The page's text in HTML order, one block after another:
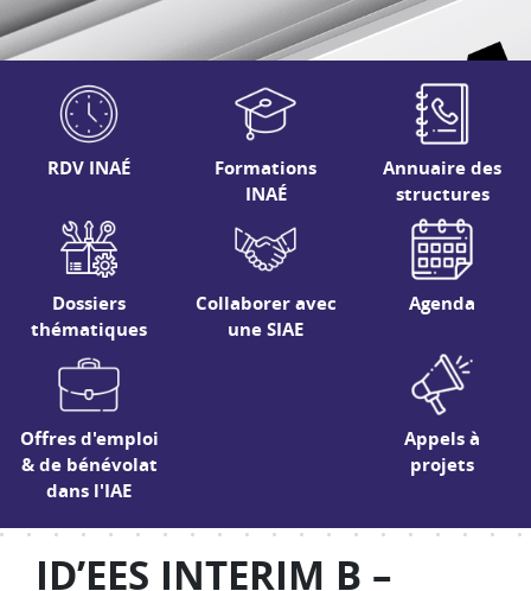
RDV INAÉ
Formations
INAÉ
Annuaire des
structures
Dossiers
thématiques
Collaborer avec
une SIAE
Agenda
Offres d'emploi
& de bénévolat
dans l'IAE
Appels à
projets
ID’EES INTERIM B –